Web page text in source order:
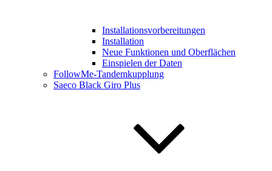
Installationsvorbereitungen
Installation
Neue Funktionen und Oberflächen
Einspielen der Daten
FollowMe-Tandemkupplung
Saeco Black Giro Plus